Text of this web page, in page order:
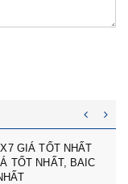
mg zs mã cản
ô tô mg zs giá tốt